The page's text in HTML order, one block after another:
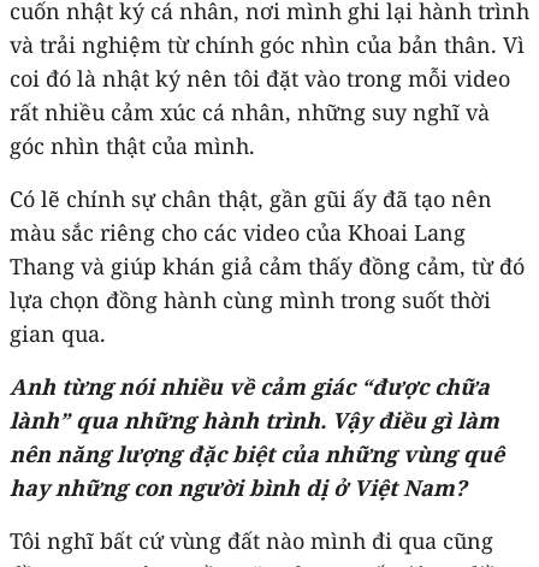
cuốn nhật ký cá nhân, nơi mình ghi lại hành trình
và trải nghiệm từ chính góc nhìn của bản thân. Vì
coi đó là nhật ký nên tôi đặt vào trong mỗi video
rất nhiều cảm xúc cá nhân, những suy nghĩ và
góc nhìn thật của mình.
Có lẽ chính sự chân thật, gần gũi ấy đã tạo nên
màu sắc riêng cho các video của Khoai Lang
Thang và giúp khán giả cảm thấy đồng cảm, từ đó
lựa chọn đồng hành cùng mình trong suốt thời
gian qua.
Anh từng nói nhiều về cảm giác “được chữa
lành” qua những hành trình. Vậy điều gì làm
nên năng lượng đặc biệt của những vùng quê
hay những con người bình dị ở Việt Nam?
Tôi nghĩ bất cứ vùng đất nào mình đi qua cũng